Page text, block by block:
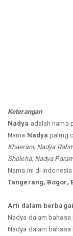
Keterangan
Nadya adalah nama
Nama Nadya paling
Khaerani, Nadya
Sholeha, Nadya
Nama ini di
Tangerang, Bogor,
Arti dalam
Nadya dalam bahasa
Nadya dalam bahasa